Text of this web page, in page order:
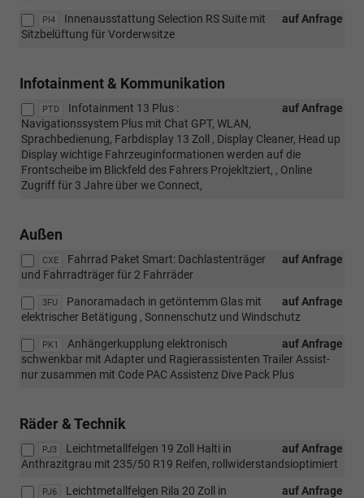
PI4 auf Anfrage
Innenausstattung Selection RS Suite mit
Sitzbelüftung für Vorderwsitze
Infotainment & Kommunikation
PTD auf Anfrage
Infotainment 13 Plus :
Navigationssystem Plus mit Chat GPT, WLAN,
Sprachbedienung, Farbdisplay 13 Zoll , Display Cleaner, Head up
Display wichtige Fahrzeuginformationen werden auf die
Frontscheibe im Blickfeld des Fahrers Projekltziert, , Online
Zugriff für 3 Jahre über we Connect,
Außen
CXE auf Anfrage
Fahrrad Paket Smart: Dachlastenträger
und Fahrradträger für 2 Fahrräder
3FU auf Anfrage
Panoramadach in getöntemm Glas mit
elektrischer Betätigung , Sonnenschutz und Windschutz
PK1 auf Anfrage
Anhängerkupplung elektronisch
schwenkbar mit Adapter und Ragierassistenten Trailer Assist-
nur zusammen mit Code PAC Assistenz Dive Pack Plus
Räder & Technik
PJ3 auf Anfrage
Leichtmetallfelgen 19 Zoll Halti in
Anthrazitgrau mit 235/50 R19 Reifen, rollwiderstandsioptimiert
PJ6 auf Anfrage
Leichtmetallfelgen Rila 20 Zoll in